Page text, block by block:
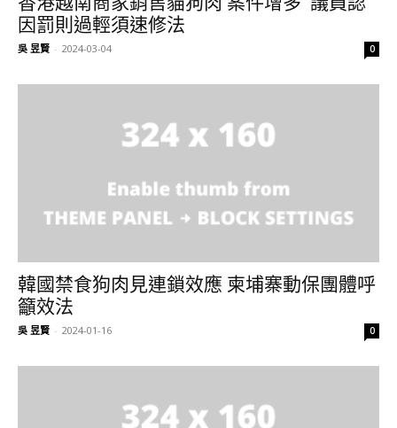
因罰則過輕須速修法
吳 昱賢 - 2024-03-04 0
韓國禁食狗肉見連鎖效應 柬埔寨動保團體呼
籲效法
吳 昱賢 - 2024-01-16 0